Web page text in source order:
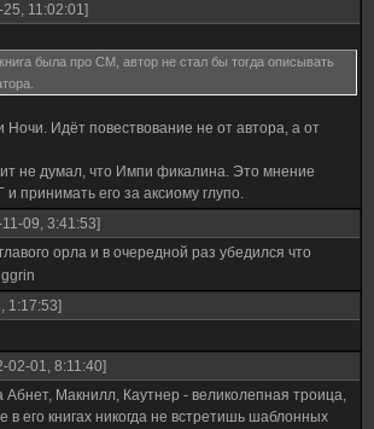
11:02:01]
была про СМ, автор не стал бы тогда описывать
Ночи. Идёт повествование не от автора, а от
не думал, что Импи фикалина. Это мнение
его за аксиому глупо.
09, 3:41:53]
орла и в очередной раз убедился что
1:17:53]
02-01, 8:11:40]
Абнет, Макнилл, Каутнер - великолепная троица,
в его книгах никогда не встретишь шаблонных